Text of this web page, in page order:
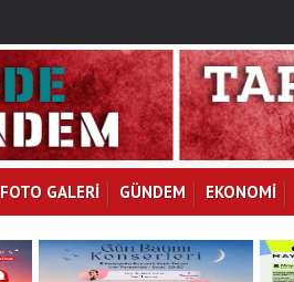
FOTO GALERI GÜNDEM EKONOMİ